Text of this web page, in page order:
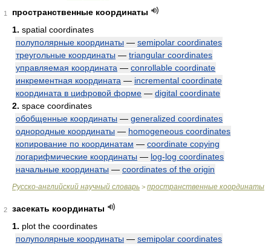
1
пространственные координаты
1. spatial coordinates
полуполярные координаты — semipolar coordinates
треугольные координаты — triangular coordinates
управляемая координата — conrollable coordinate
инкрементная координата — incremental coordinate
координата в цифровой форме — digital coordinate
2. space coordinates
обобщенные координаты — generalized coordinates
однородные координаты — homogeneous coordinates
копирование по координатам — coordinate copying
логарифмические координаты — log-log coordinates
начальные координаты — coordinates of the origin
Русско-английский научный словарь > пространственные координаты
2
засекать координаты
1. plot the coordinates
полуполярные координаты — semipolar coordinates